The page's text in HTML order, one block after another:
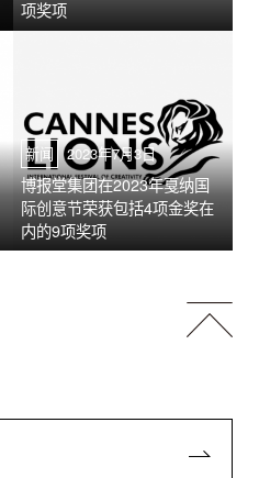
项奖项
新闻 2023年7月3日
博报堂集团在2023年戛纳国
际创意节荣获包括4项金奖在
内的9项奖项